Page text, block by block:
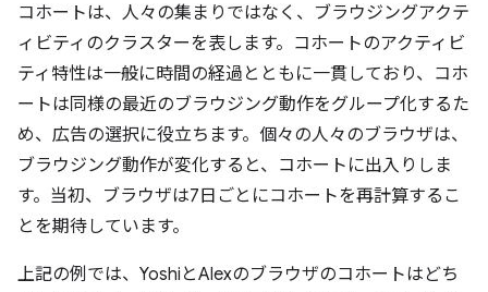
コホートは、人々の集まりではなく、ブラウジングアクテ
ィビティのクラスターを表します。コホートのアクティビ
ティ特性は一般に時間の経過とともに一貫しており、コホ
ートは同様の最近のブラウジング動作をグループ化するた
め、広告の選択に役立ちます。個々の人々のブラウザは、
ブラウジング動作が変化すると、コホートに出入りしま
す。当初、ブラウザは7日ごとにコホートを再計算するこ
とを期待しています。
上記の例では、YoshiとAlexのブラウザのコホートはどち